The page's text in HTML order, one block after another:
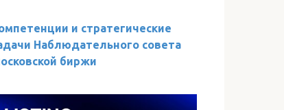
и стратегические
Наблюдательного совета
биржи